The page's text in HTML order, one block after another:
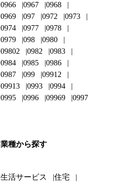
0966
0967
0968
0969
097 0972
0973
0974
0977
0978
0979
098
0980
09802
0982
0983
0984
0985
0986
0987
099
09912
09913
0993
0994
0995
0996 09969 0997
業種から探す
生活サービス 住宅